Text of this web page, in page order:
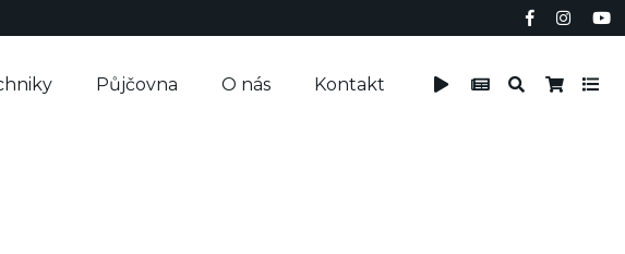
Půjčovna O nás Kontakt